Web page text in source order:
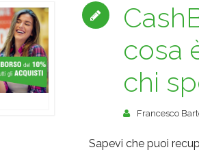
cosa
chi
Francesco
Sapevi che puoi